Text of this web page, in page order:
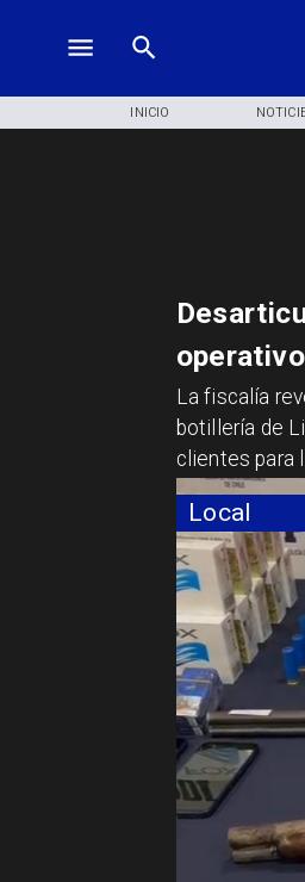
INICIO
Local
La fiscalía
botillería de
clientes para